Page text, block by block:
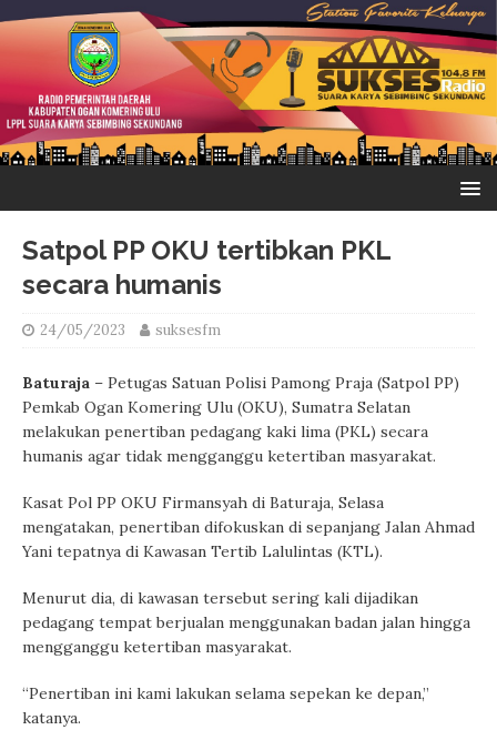
Satpol PP OKU tertibkan PKL
secara humanis
24/05/2023 suksesfm
Baturaja – Petugas Satuan Polisi Pamong Praja (Satpol PP)
Pemkab Ogan Komering Ulu (OKU), Sumatra Selatan
melakukan penertiban pedagang kaki lima (PKL) secara
humanis agar tidak mengganggu ketertiban masyarakat.
Kasat Pol PP OKU Firmansyah di Baturaja, Selasa
mengatakan, penertiban difokuskan di sepanjang Jalan Ahmad
Yani tepatnya di Kawasan Tertib Lalulintas (KTL).
Menurut dia, di kawasan tersebut sering kali dijadikan
pedagang tempat berjualan menggunakan badan jalan hingga
mengganggu ketertiban masyarakat.
“Penertiban ini kami lakukan selama sepekan ke depan,”
katanya.